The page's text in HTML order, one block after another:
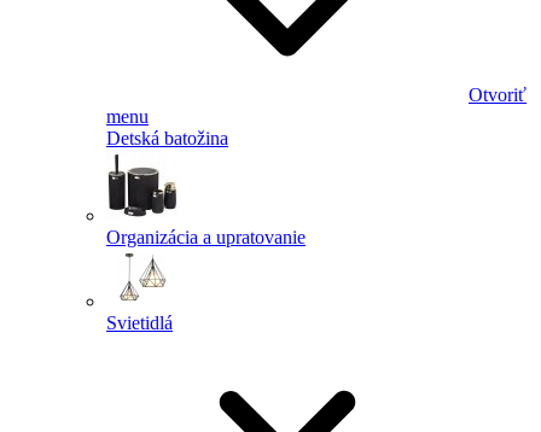
Otvoriť
menu
Detská batožina
Organizácia a upratovanie
Svietidlá